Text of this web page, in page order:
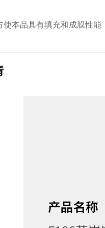
使本品具有填充和成膜性